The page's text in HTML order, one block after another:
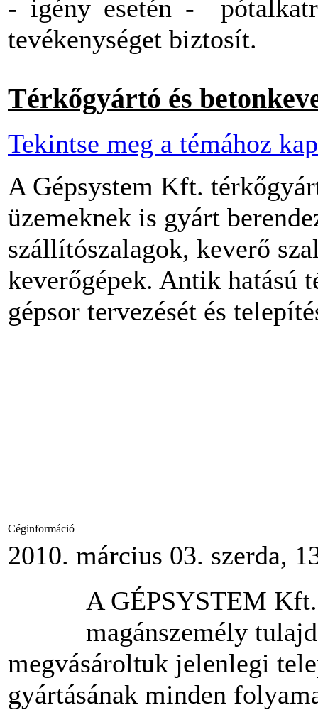
- igény esetén -
tevékenységet biztosít.
Térkőgyártó és
Tekintse meg a témához
A Gépsystem Kft.
üzemeknek is gyárt
szállítószalagok, keverő
keverőgépek. Antik hatású
gépsor tervezését és
Céginformáció
2010. március 03. szerda,
A GÉPSYSTEM
magánszemély
megvásároltuk jelenlegi
gyártásának minden